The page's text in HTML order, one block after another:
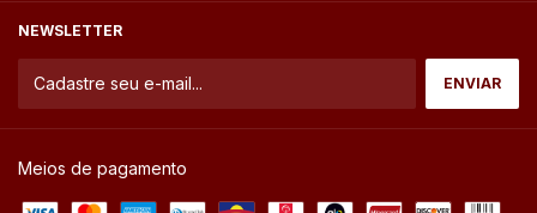
NEWSLETTER
Meios de pagamento